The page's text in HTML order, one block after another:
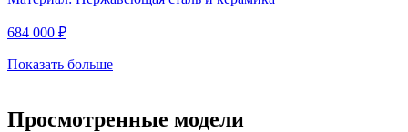
684 000 ₽
Показать больше
Просмотренные модели